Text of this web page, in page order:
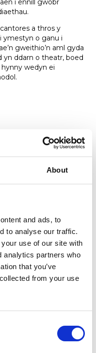
About
and ads, to
to analyse our traffic.
use of our site with
analytics partners who
that you’ve
from your use
i ennill gwobr
a thros y
ymestyn o ganu i
gweithio’n aml gyda
yn ddarn o theatr, boed
wedyn ei
hun, mae Pip wedi bod
Coleg Brenhinol Cerdd
gân. Ei nod yw
mae’n parhau i
yr actor-
galwadau’r
y mae’n ei
haddysgu.
glasurol, bu’n
gyda’r cwmni
cyfansoddwr a’r